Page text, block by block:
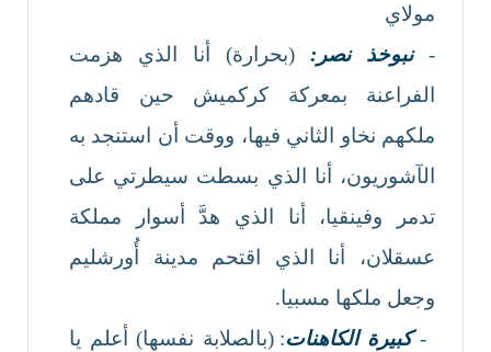
مولاي
- نبوخذ نصر: (بحرارة) أنا الذي هزمت
الفراعنة بمعركة كركميش حين قادهم
ملكهم نخاو الثاني فيها، ووقت أن استنجد به
الآشوريون، أنا الذي بسطت سيطرتي على
تدمر وفينقيا، أنا الذي هدَّ أسوار مملكة
عسقلان، أنا الذي اقتحم مدينة أُورشليم
وجعل ملكها مسبيا.
-كبيرة الكاهنات: (بالصلابة نفسها) أعلم يا